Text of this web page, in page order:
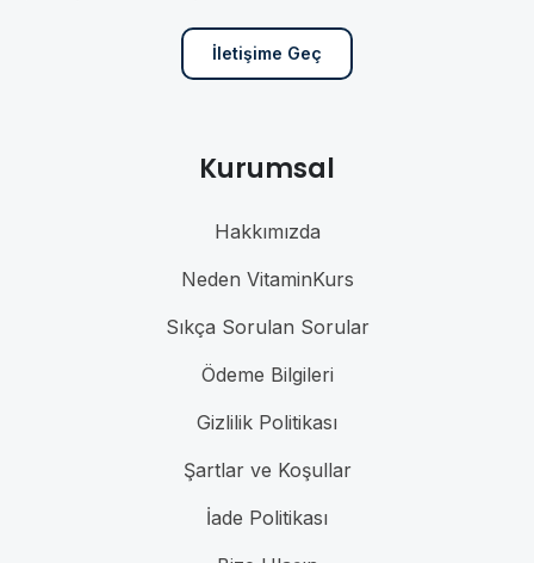
İletişime Geç
Kurumsal
Hakkımızda
Neden VitaminKurs
Sıkça Sorulan Sorular
Ödeme Bilgileri
Gizlilik Politikası
Şartlar ve Koşullar
İade Politikası